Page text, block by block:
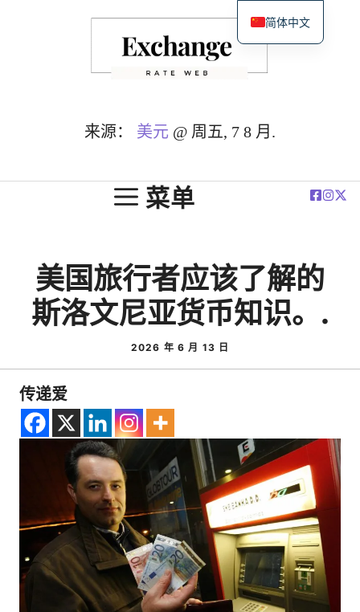
来源： 美元 @ 周五, 7 8 月.
菜单
美国旅行者应该了解的
斯洛文尼亚货币知识。.
2026 年 6 月 13 日
传递爱
简体中文
English
Español
Français
Polski